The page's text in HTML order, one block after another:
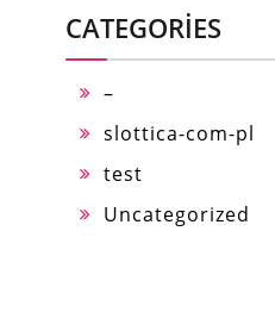
CATEGORIES
–
slottica-com-pl
test
Uncategorized